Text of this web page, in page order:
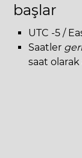
başlar
UTC -5 /
Saatler
saat olarak